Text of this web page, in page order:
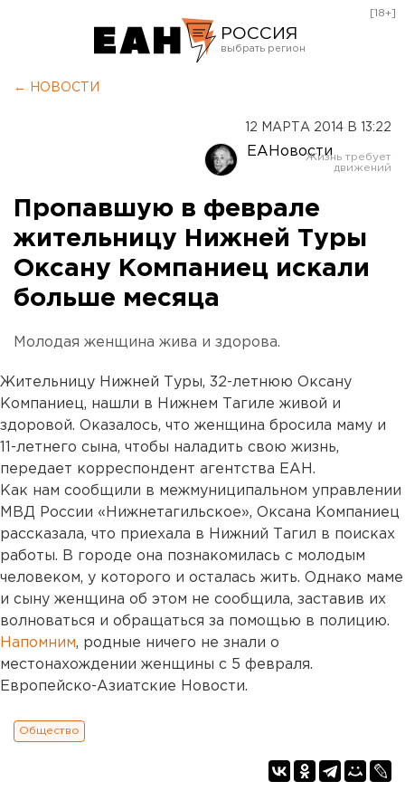
РОССИЯ
Оренбург
[18+]
← НОВОСТИ
12 МАРТА 2014 В 13:22
ЕАНовости
Пропавшую в феврале
жительницу Нижней Туры
Оксану Компаниец искали
больше месяца
Молодая женщина жива и здорова.
Жительницу Нижней Туры, 32-летнюю Оксану
Компаниец, нашли в Нижнем Тагиле живой и
здоровой. Оказалось, что женщина бросила маму и
11-летнего сына, чтобы наладить свою жизнь,
передает корреспондент агентства ЕАН.
Как нам сообщили в межмуниципальном управлении
МВД России «Нижнетагильское», Оксана Компаниец
рассказала, что приехала в Нижний Тагил в поисках
работы. В городе она познакомилась с молодым
человеком, у которого и осталась жить. Однако маме
и сыну женщина об этом не сообщила, заставив их
волноваться и обращаться за помощью в полицию.
Напомним, родные ничего не знали о
местонахождении женщины с 5 февраля.
Европейско-Азиатские Новости.
Общество